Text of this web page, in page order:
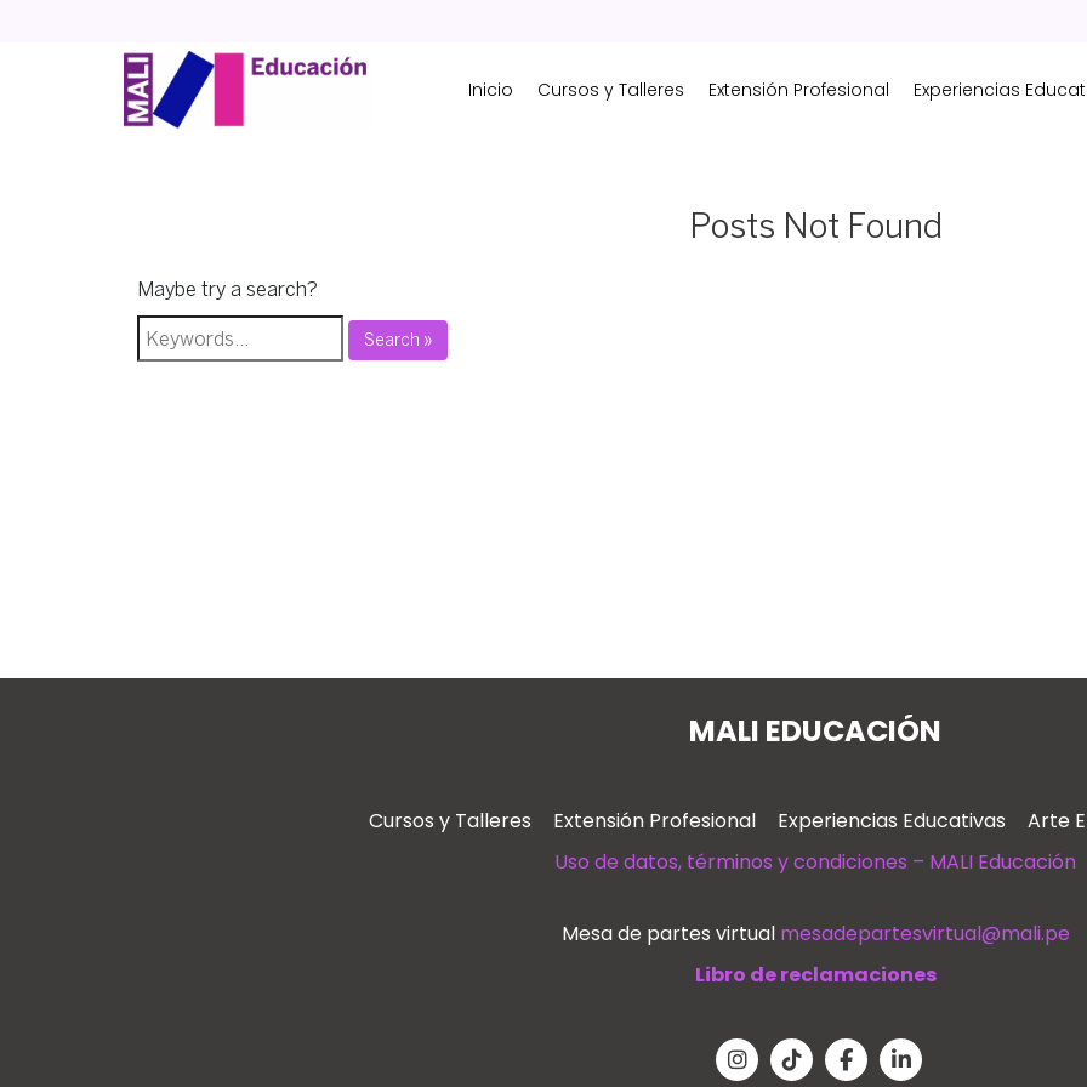
Inicio Cursos y Talleres Extensión Profesional Experiencias
Posts Not Found
Maybe try a search?
Search »
MALI EDUCACIÓN
Cursos y Talleres Extensión Profesional Experiencias Educativas Arte
Uso de datos, términos y condiciones – MALI Educación
Mesa de partes virtual mesadepartesvirtual@mali.pe
Libro de reclamaciones